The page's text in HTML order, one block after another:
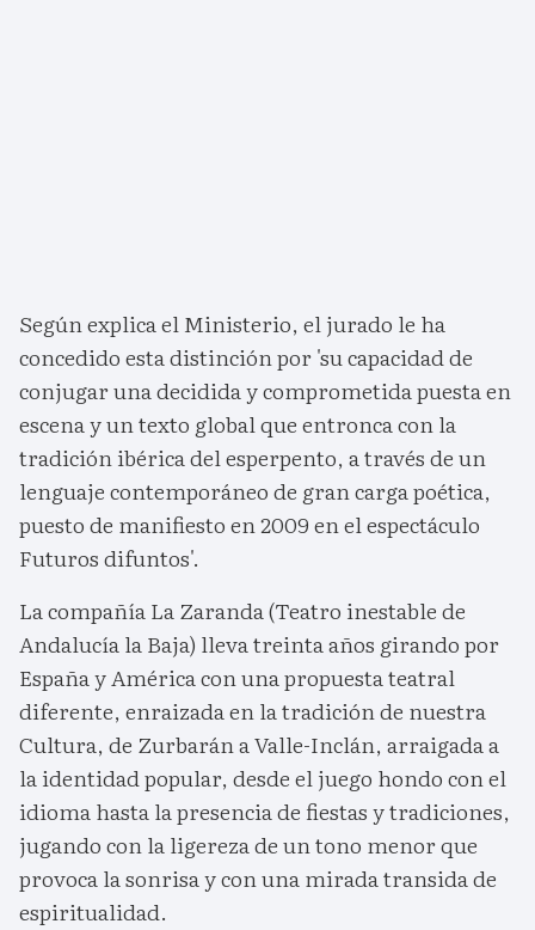
Según explica el Ministerio, el jurado le ha
concedido esta distinción por 'su capacidad de
conjugar una decidida y comprometida puesta en
escena y un texto global que entronca con la
tradición ibérica del esperpento, a través de un
lenguaje contemporáneo de gran carga poética,
puesto de manifiesto en 2009 en el espectáculo
Futuros difuntos'.
La compañía La Zaranda (Teatro inestable de
Andalucía la Baja) lleva treinta años girando por
España y América con una propuesta teatral
diferente, enraizada en la tradición de nuestra
Cultura, de Zurbarán a Valle-Inclán, arraigada a
la identidad popular, desde el juego hondo con el
idioma hasta la presencia de fiestas y tradiciones,
jugando con la ligereza de un tono menor que
provoca la sonrisa y con una mirada transida de
espiritualidad.